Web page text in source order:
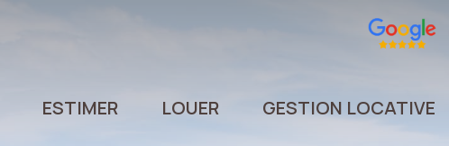
ESTIMER LOUER GESTION LOCATIVE